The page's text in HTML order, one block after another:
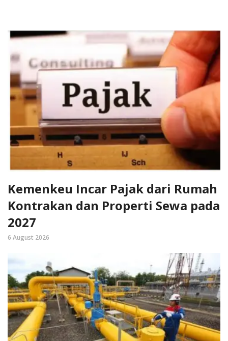
Kemenkeu Incar Pajak dari Rumah
Kontrakan dan Properti Sewa pada
2027
6 August 2026